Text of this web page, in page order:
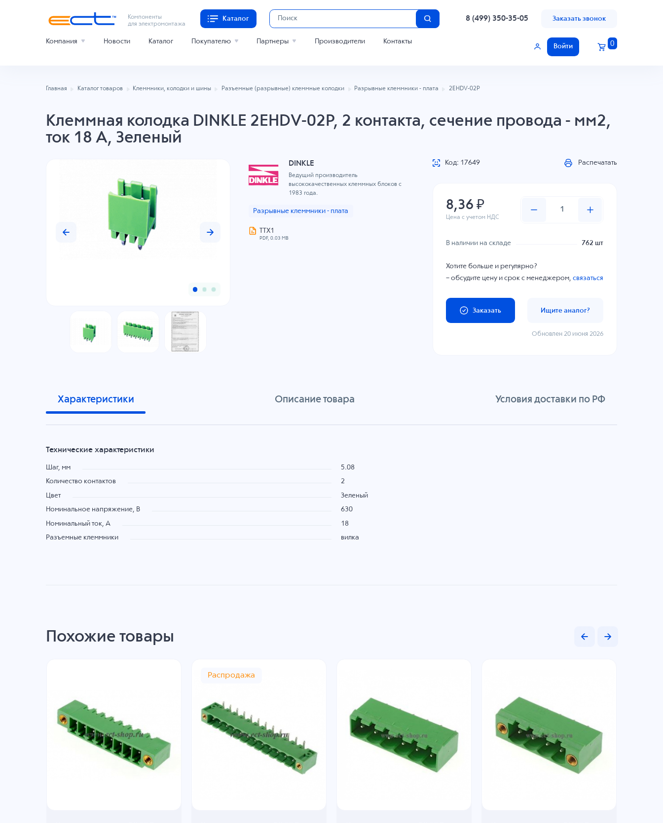
Компоненты
для электромонтажа
Каталог 8 (499) 350-35-05 Заказать звонок
Компания Новости Каталог Покупателю Партнеры Производители Контакты
Войти 0
Главная Каталог товаров Клеммники, колодки и шины Разъемные (разрывные) клеммные колодки Разрывные клеммники - плата 2EHDV-02P
Клеммная колодка DINKLE 2EHDV-02P, 2 контакта, сечение провода - мм2,
ток 18 A, Зеленый
DINKLE
Ведущий производитель
высококачественных клеммных блоков с
1983 года.
Разрывные клеммники - плата
ТТХ1
PDF, 0.03 MB
Код: 17649 Распечатать
8,36 ₽
Цена с учетом НДС
В наличии на складе 762 шт
Хотите больше и регулярно?
– обсудите цену и срок с менеджером,связаться
Заказать Ищите аналог?
Обновлен 20 июня 2026
Характеристики Описание товара Условия доставки по РФ
Технические характеристики
Шаг, мм 5.08
Количество контактов 2
Цвет Зеленый
Номинальное напряжение, B 630
Номинальный ток, А 18
Разъемные клеммники вилка
Похожие товары
Распродажа